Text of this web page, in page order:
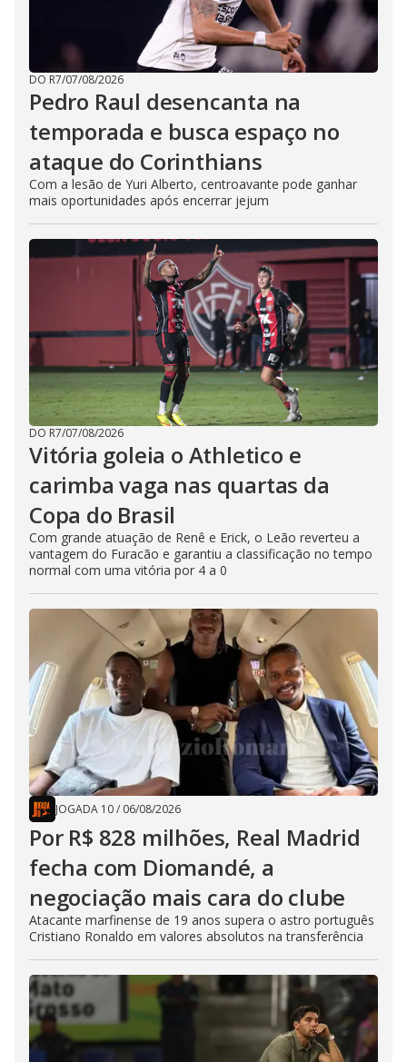
DO R7/07/08/2026
Pedro Raul desencanta na
temporada e busca espaço no
ataque do Corinthians
Com a lesão de Yuri Alberto, centroavante pode ganhar
mais oportunidades após encerrar jejum
DO R7/07/08/2026
Vitória goleia o Athletico e
carimba vaga nas quartas da
Copa do Brasil
Com grande atuação de Renê e Erick, o Leão reverteu a
vantagem do Furacão e garantiu a classificação no tempo
normal com uma vitória por 4 a 0
JOGADA 10/ 06/08/2026
Por R$ 828 milhões, Real Madrid
fecha com Diomandé, a
negociação mais cara do clube
Atacante marfinense de 19 anos supera o astro português
Cristiano Ronaldo em valores absolutos na transferência